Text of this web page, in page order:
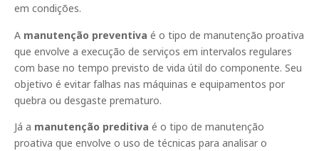
em condições.
A manutenção preventiva é o tipo de manutenção proativa
que envolve a execução de serviços em intervalos regulares
com base no tempo previsto de vida útil do componente. Seu
objetivo é evitar falhas nas máquinas e equipamentos por
quebra ou desgaste prematuro.
Já a manutenção preditiva é o tipo de manutenção
proativa que envolve o uso de técnicas para analisar o